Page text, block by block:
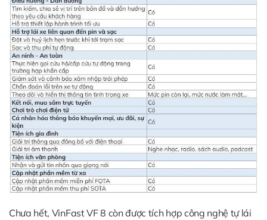
Chưa hết, VinFast VF 8 còn được tích hợp công nghệ tự lái